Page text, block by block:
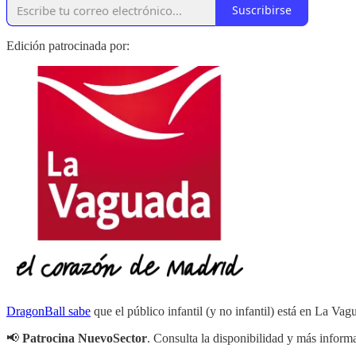
Suscribirse
Edición patrocinada por:
DragonBall sabe que el público infantil (y no infantil) está en La
📢 Patrocina NuevoSector. Consulta la disponibilidad y más